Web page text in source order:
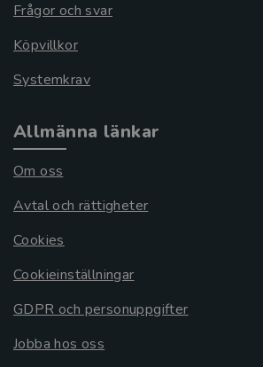
Frågor och svar
Köpvillkor
Systemkrav
Allmänna länkar
Om oss
Avtal och rättigheter
Cookies
Cookieinställningar
GDPR och personuppgifter
Jobba hos oss